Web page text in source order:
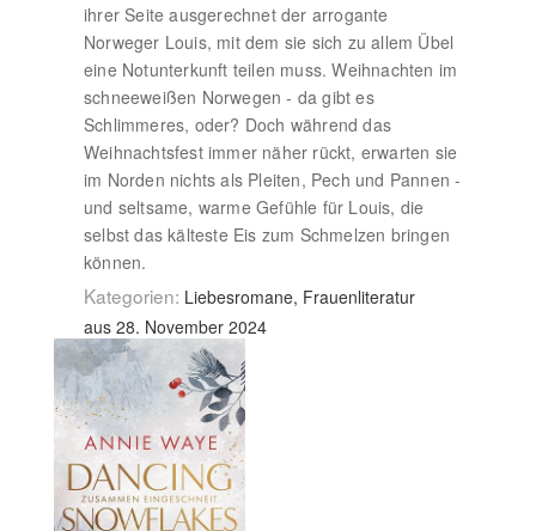
ihrer Seite ausgerechnet der arrogante
Norweger Louis, mit dem sie sich zu allem Übel
eine Notunterkunft teilen muss. Weihnachten im
schneeweißen Norwegen - da gibt es
Schlimmeres, oder? Doch während das
Weihnachtsfest immer näher rückt, erwarten sie
im Norden nichts als Pleiten, Pech und Pannen -
und seltsame, warme Gefühle für Louis, die
selbst das kälteste Eis zum Schmelzen bringen
können.
Kategorien: Liebesromane, Frauenliteratur
aus 28. November 2024